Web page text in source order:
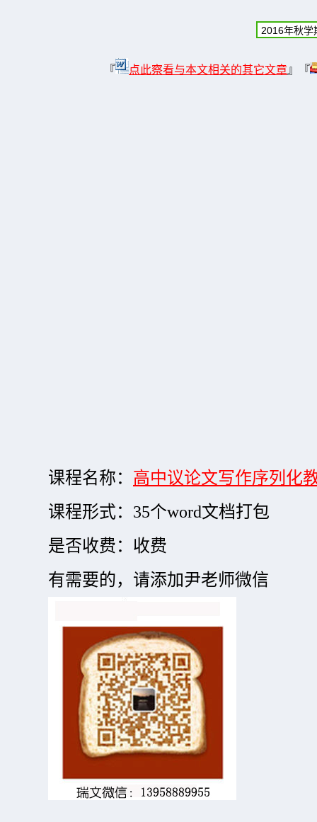
『 点此察看与本文相关的其它文章』『
课程名称： 高中议论文写作序列化
课程形式：35个word文档打包
是否收费：收费
有需要的，请添加尹老师微信